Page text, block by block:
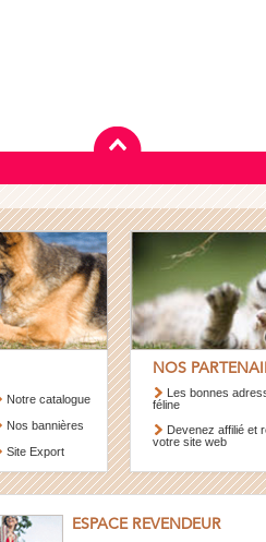
Notre catalogue
Nos bannières
Site Export
NOS
Les bonnes
féline
Devenez affilié et
votre site web
ESPACE REVENDEUR